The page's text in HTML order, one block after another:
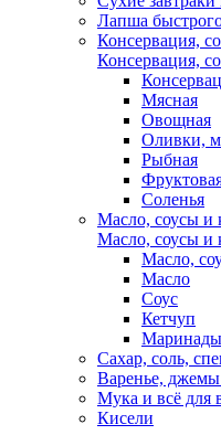
Лапша
Консервация,
Консервация,
Мясная
Овощная
Оливки,
Рыбная
Соленья
Масло, соусы и
Масло, соусы и
Масло,
Масло
Соус
Кетчуп
Сахар, соль,
Варенье,
Мука и всё для
Кисели